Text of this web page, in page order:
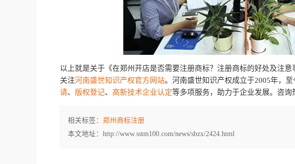
以上就是关于《在郑州开店是否需要注册商标？注册商标的好处及注
关注河南盛世知识产权官方网站。河南盛世知识产权成立于2005年，
请、 版权登记、 高新技术企业认定等多项服务，助力于企业发展。咨询
相关标签： 郑州商标注册
本文地址：http://www.sstm100.com/news/sbzx/2424.html